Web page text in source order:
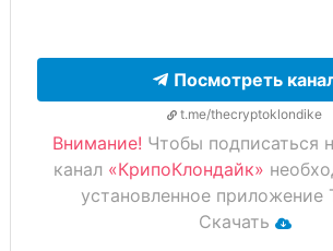
Посмотреть
t.me/thecryptoklondike
Внимание! Чтобы подписаться
канал «КрипоКлондайк»
установленное приложение
Скачать